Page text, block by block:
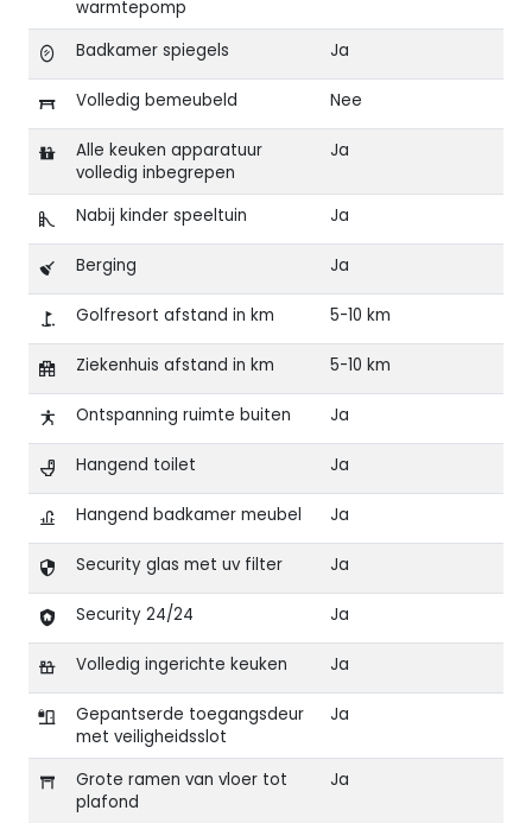
warmtepomp
Badkamer spiegels
Ja
Volledig bemeubeld Nee
Alle keuken apparatuur
volledig inbegrepen
Ja
Nabij kinder speeltuin Ja
Berging Ja
Golfresort afstand in km 5-10 km
Ziekenhuis afstand in km 5-10 km
Ontspanning ruimte buiten Ja
Hangend toilet Ja
Hangend badkamer meubel Ja
Security glas met uv filter Ja
Security 24/24 Ja
Volledig ingerichte keuken Ja
Gepantserde toegangsdeur
met veiligheidsslot
Ja
Grote ramen van vloer tot
plafond
Ja